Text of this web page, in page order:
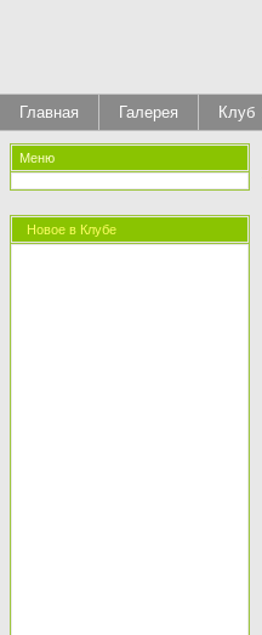
Главная Галерея Клуб
Меню
Новое в Клубе